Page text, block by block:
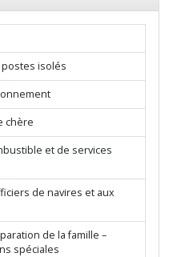
postes isolés
chère
et de services
de navires et aux
de la famille –
spéciales